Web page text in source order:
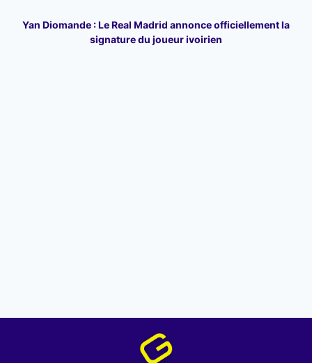
Yan Diomande : Le Real Madrid annonce officiellement la
signature du joueur ivoirien